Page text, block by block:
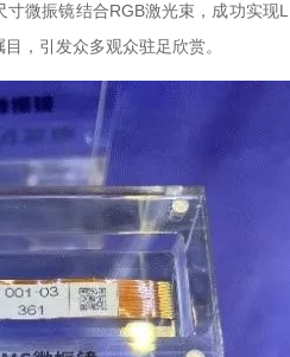
镜结合RGB激光束，成功实现
，引发众多观众驻足欣赏。